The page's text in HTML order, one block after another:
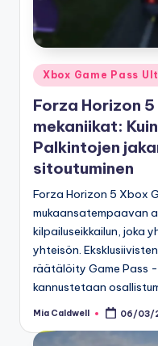
Posted
in
Xbox Game Pass
Forza Horizon
mekaniikat:
Palkintojen
sitoutuminen
Forza Horizon 5 Xbox
mukaansatempaavan
kilpailuseikkailun, joka
yhteisön.
räätälöity Game Pass
kannustetaan
Posted
Mia Caldwell 06/03/